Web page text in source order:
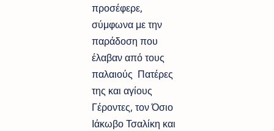
προσέφερε,
σύμφωνα με την
παράδοση που
έλαβαν από τους
παλαιούς Πατέρες
της και αγίους
Γέροντες, τον Όσιο
Ιάκωβο Τσαλίκη και